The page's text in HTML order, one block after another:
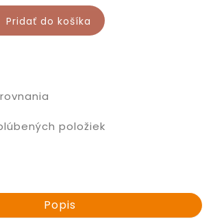
Pridať do košíka
položiek
Popis